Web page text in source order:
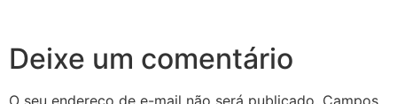
Deixe um comentário